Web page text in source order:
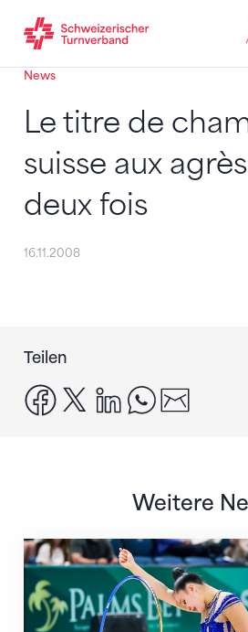
Zum Inhalt springen
Zur Sitemap navigieren
Zum Navigieren dieser Seite
News
Le titre de
suisse aux
deux fois
16.11.2008
Teilen
facebook
x linkedinwhatsapp
Weitere
Nächster Halt: